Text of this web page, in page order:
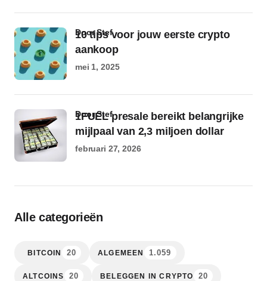
10 tips voor jouw eerste crypto
aankoop
door Stef
mei 1, 2025
1FUEL presale bereikt belangrijke
mijlpaal van 2,3 miljoen dollar
door Stef
februari 27, 2026
Alle categorieën
BITCOIN 20 ALGEMEEN 1.059
ALTCOINS 20 BELEGGEN IN CRYPTO 20